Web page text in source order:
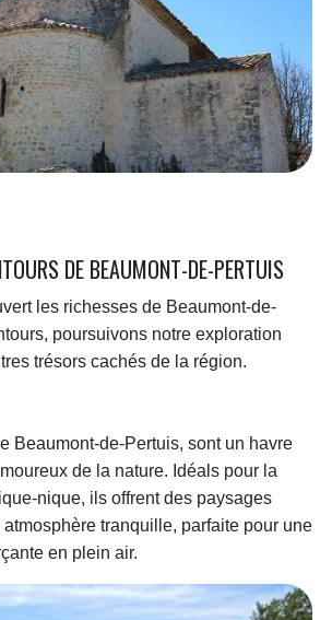
DE BEAUMONT-DE-PERTUIS
les richesses de Beaumont-de-
poursuivons notre exploration
trésors cachés de la région.
Beaumont-de-Pertuis, sont un havre
de la nature. Idéals pour la
nique, ils offrent des paysages
tranquille, parfaite pour une
en plein air.